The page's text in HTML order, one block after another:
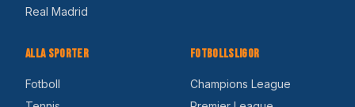
Real Madrid
Alla Sporter
Fotboll
Fotbollsligor
Champions League